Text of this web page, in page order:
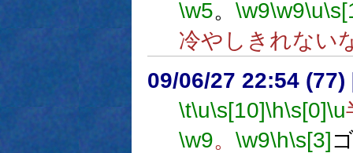
\w5。 \w9\w9\u
冷やしきれない
09/06/27 22:54 (77)
\t\u\s[10]\h\s[0]\u
\w9。 \w9\h\s[3]